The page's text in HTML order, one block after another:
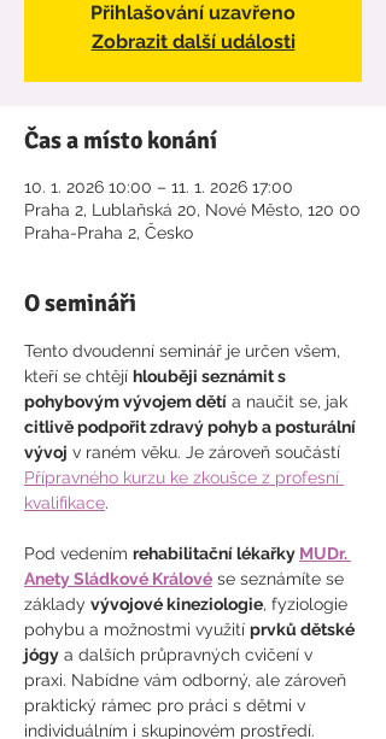
Přihlašování uzavřeno
Zobrazit další události
Čas a místo konání
10. 1. 2026 10:00 – 11. 1. 2026 17:00
Praha 2, Lublaňská 20, Nové Město, 120 00
Praha-Praha 2, Česko
O semináři
Tento dvoudenní seminář je určen všem,
kteří se chtějí hlouběji seznámit s
pohybovým vývojem dětí a naučit se, jak
citlivě podpořit zdravý pohyb a posturální
vývoj v raném věku. Je zároveň součástí
Přípravného kurzu ke zkoušce z profesní
kvalifikace.
Pod vedením rehabilitační lékařky MUDr.
Anety Sládkové Králové se seznámíte se
základy vývojové kineziologie, fyziologie
pohybu a možnostmi využití prvků dětské
jógy a dalších průpravných cvičení v
praxi. Nabídne vám odborný, ale zároveň
praktický rámec pro práci s dětmi v
individuálním i skupinovém prostředí.